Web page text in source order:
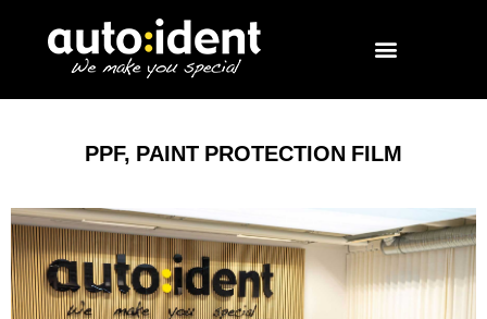
PPF, PAINT PROTECTION FILM